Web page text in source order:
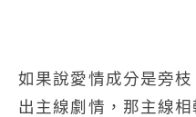
如果說愛情成分是旁
出主線劇情，那主線